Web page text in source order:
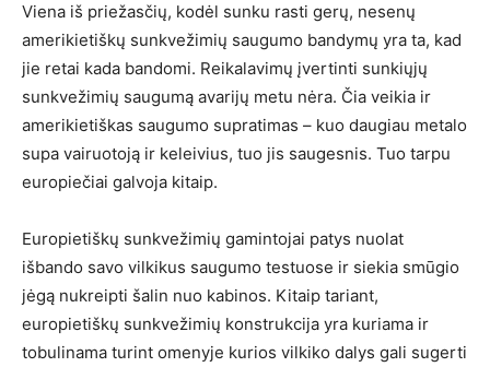
Viena iš priežasčių, kodėl sunku rasti gerų, nesenų
amerikietiškų sunkvežimių saugumo bandymų yra ta, kad
jie retai kada bandomi. Reikalavimų įvertinti sunkiųjų
sunkvežimių saugumą avarijų metu nėra. Čia veikia ir
amerikietiškas saugumo supratimas – kuo daugiau metalo
supa vairuotoją ir keleivius, tuo jis saugesnis. Tuo tarpu
europiečiai galvoja kitaip.
Europietiškų sunkvežimių gamintojai patys nuolat
išbando savo vilkikus saugumo testuose ir siekia smūgio
jėgą nukreipti šalin nuo kabinos. Kitaip tariant,
europietiškų sunkvežimių konstrukcija yra kuriama ir
tobulinama turint omenyje kurios vilkiko dalys gali sugerti